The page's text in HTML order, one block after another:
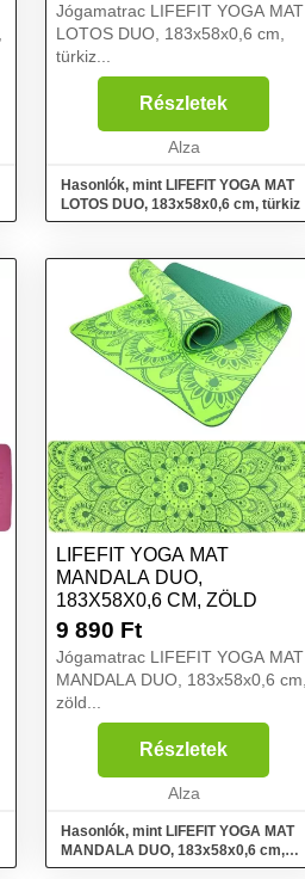
Jógamatrac LIFEFIT YOGA MAT
LOTOS DUO, 183x58x0,6 cm,
türkiz...
Részletek
Alza
Hasonlók, mint LIFEFIT YOGA MAT
LOTOS DUO, 183x58x0,6 cm, türkiz
LIFEFIT YOGA MAT
MANDALA DUO,
183X58X0,6 CM, ZÖLD
9 890 Ft
Jógamatrac LIFEFIT YOGA MAT
MANDALA DUO, 183x58x0,6 cm,
zöld...
Részletek
Alza
Hasonlók, mint LIFEFIT YOGA MAT
MANDALA DUO, 183x58x0,6 cm,
zöld